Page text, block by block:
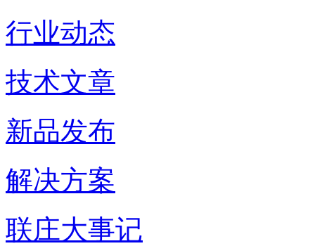
行业动态
技术文章
新品发布
解决方案
联庄大事记